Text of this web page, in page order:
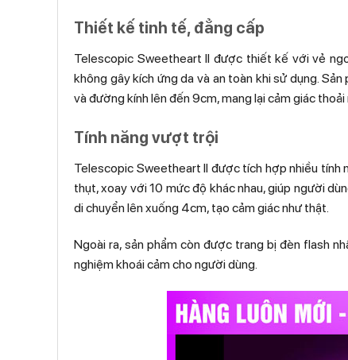
Thiết kế tinh tế, đẳng cấp
Telescopic Sweetheart II được thiết kế với vẻ
không gây kích ứng da và an toàn khi sử dụng.
và đường kính lên đến 9cm, mang lại cảm giác
Tính năng vượt trội
Telescopic Sweetheart II được tích hợp nhiều tính
thụt, xoay với 10 mức độ khác nhau, giúp người
di chuyển lên xuống 4cm, tạo cảm giác như thật.
Ngoài ra, sản phẩm còn được trang bị đèn flash
nghiệm khoái cảm cho người dùng.